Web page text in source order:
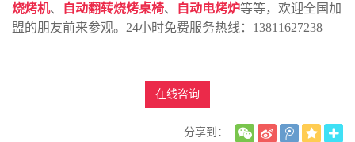
烧烤机、 自动翻转烧烤桌椅、 自动电烤炉等等，欢迎全国加
盟的朋友前来参观。24小时免费服务热线：13811627238
在线咨询
分享到：